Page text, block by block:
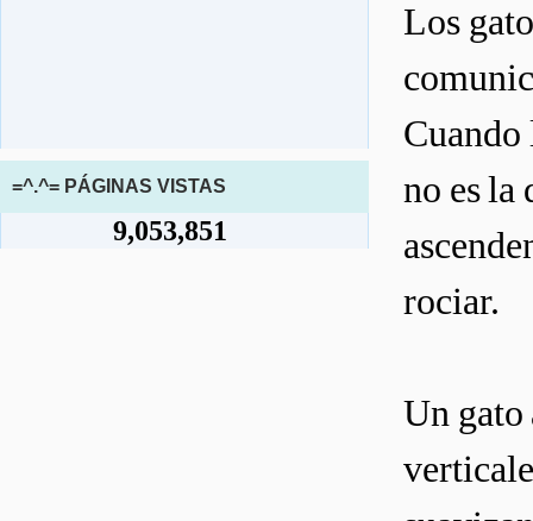
Los
Cuando
no es la
rociar.
Un gato
=^.^= PÁGINAS VISTAS
9,053,851